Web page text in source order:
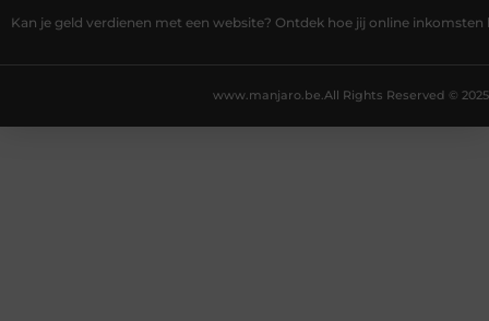
Kan je geld verdienen met een website? Ontdek hoe jij online
All Rights Reserved © 2025
www.manjaro.be.